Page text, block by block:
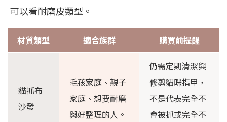
可以看耐磨皮類型。
材質類型 適合族群 購買前提醒
貓抓布
沙發
毛孩家庭、親子
家庭、想要耐磨
與好整理的人。
仍需定期清潔與
修剪貓咪指甲，
不是代表完全不
會被抓或完全不